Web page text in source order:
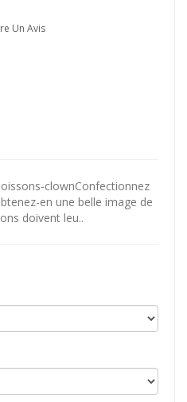
Un Avis
clownConfectionnez
en une belle image de
doivent leu..